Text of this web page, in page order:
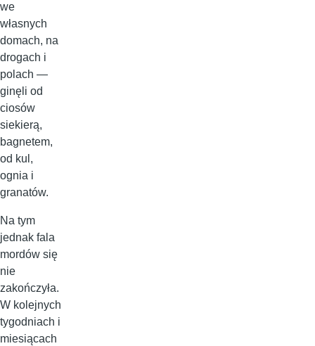
we
własnych
domach, na
drogach i
polach —
ginęli od
ciosów
siekierą,
bagnetem,
od kul,
ognia i
granatów.
Na tym
jednak fala
mordów się
nie
zakończyła.
W kolejnych
tygodniach i
miesiącach